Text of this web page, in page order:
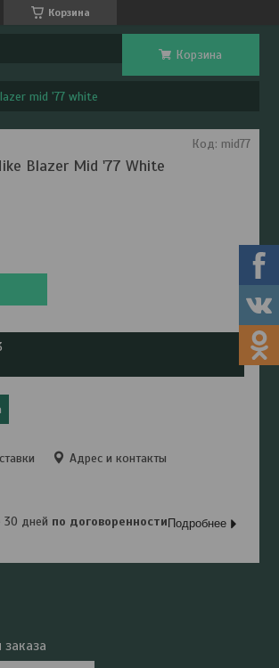
Корзина
Корзина
mid '77 white
Blazer Mid '77 White
Код: mid77
Адрес и контакты
30 дней по договоренности Подробнее